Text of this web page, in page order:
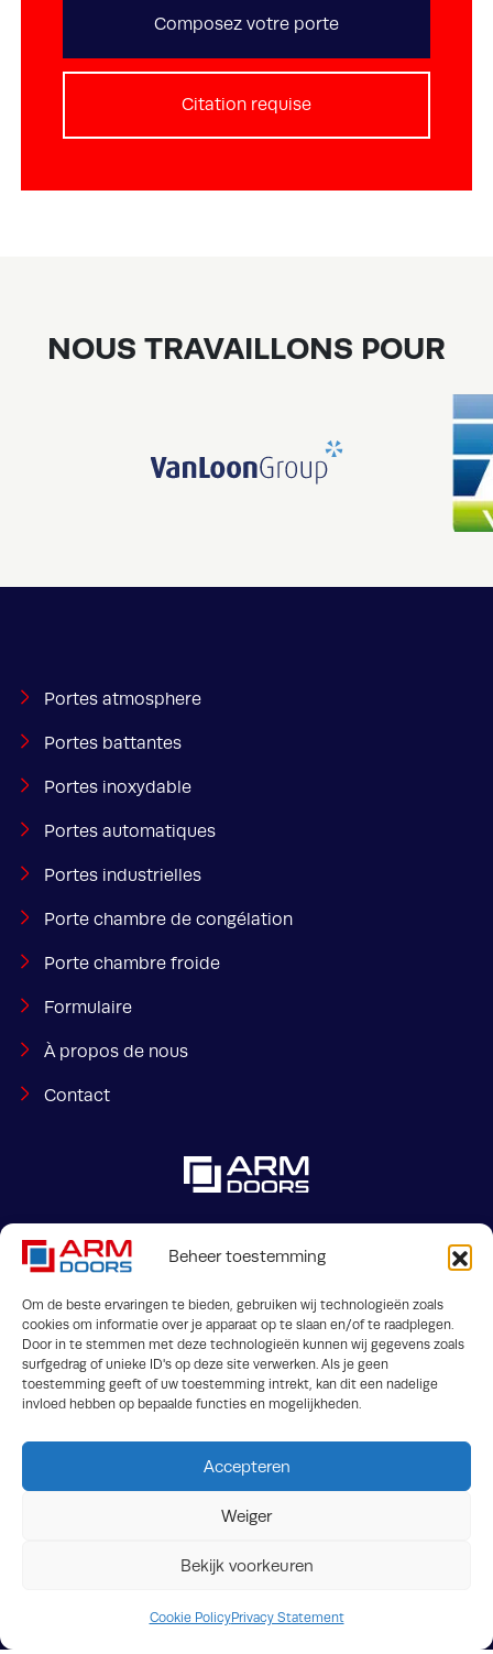
Beheer toestemming
Om de beste ervaringen te bieden, gebruiken wij technologieën zoals
cookies om informatie over je apparaat op te slaan en/of te raadplegen.
Door in te stemmen met deze technologieën kunnen wij gegevens zoals
surfgedrag of unieke ID's op deze site verwerken. Als je geen
toestemming geeft of uw toestemming intrekt, kan dit een nadelige
invloed hebben op bepaalde functies en mogelijkheden.
Accepteren
Weiger
Bekijk voorkeuren
Cookie PolicyPrivacy Statement
Composez votre porte
Citation requise
NOUS TRAVAILLONS POUR
Portes atmosphere
Portes battantes
Portes inoxydable
Portes automatiques
Portes industrielles
Porte chambre de congélation
Porte chambre froide
Formulaire
À propos de nous
Contact
7532 SX Enschede (les
Pays-Bas)
Confidentialite